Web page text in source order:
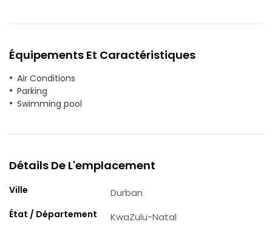
Équipements Et Caractéristiques
Air Conditions
Parking
Swimming pool
Détails De L'emplacement
Ville Durban
État / Département KwaZulu-Natal